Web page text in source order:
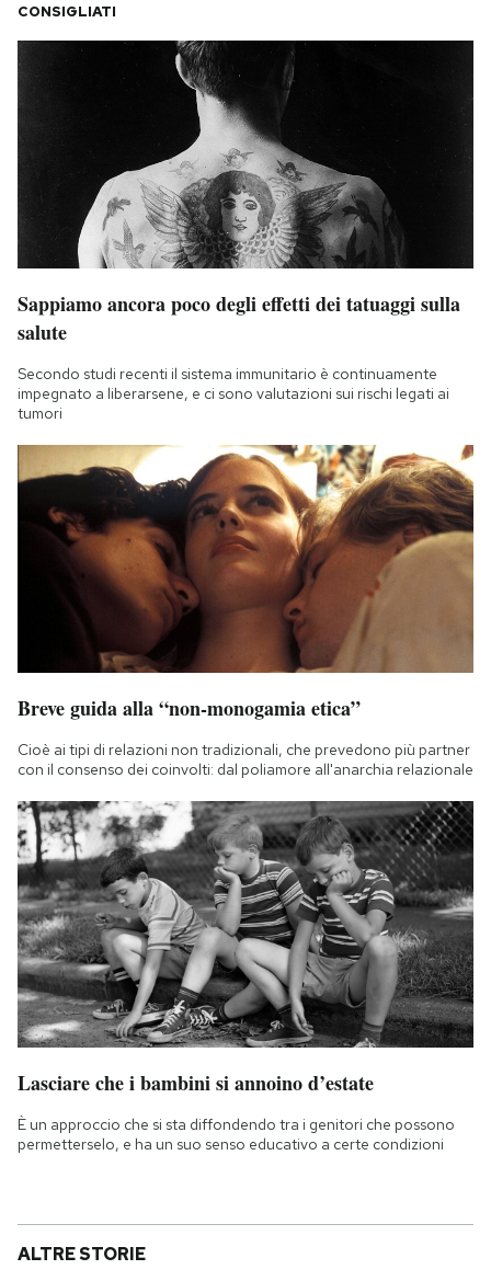
CONSIGLIATI
Sappiamo ancora poco degli effetti dei tatuaggi sulla
salute
Secondo studi recenti il sistema immunitario è continuamente
impegnato a liberarsene, e ci sono valutazioni sui rischi legati ai
tumori
Breve guida alla “non-monogamia etica”
Cioè ai tipi di relazioni non tradizionali, che prevedono più partner
con il consenso dei coinvolti: dal poliamore all'anarchia relazionale
Lasciare che i bambini si annoino d’estate
È un approccio che si sta diffondendo tra i genitori che possono
permetterselo, e ha un suo senso educativo a certe condizioni
ALTRE STORIE